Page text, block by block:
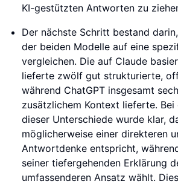
KI-gestützten Antworten zu
Der nächste Schritt bestand
der beiden Modelle auf eine
vergleichen. Die auf Claude
lieferte zwölf gut strukturierte,
während ChatGPT insgesamt
zusätzlichem Kontext lieferte. Bei
dieser Unterschiede wurde klar,
möglicherweise einer direkteren
Antwortdenke entspricht,
seiner tiefergehenden Erklärung
umfassenderen Ansatz wählt.